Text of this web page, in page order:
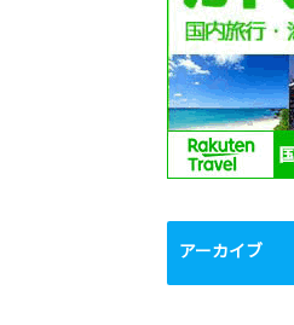
アーカイブ